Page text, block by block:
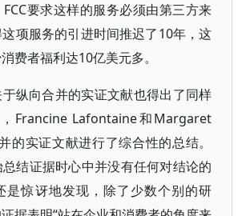
要求这样的服务必须由第三方来
项服务的引进时间推迟了10年，这
费者福利达10亿美元多。
纵向合并的实证文献也得出了同样
Francine Lafontaine和Margaret
的实证文献进行了综合性的总结。
结证据时心中并没有任何对结论的
是惊讶地发现，除了少数个别的研